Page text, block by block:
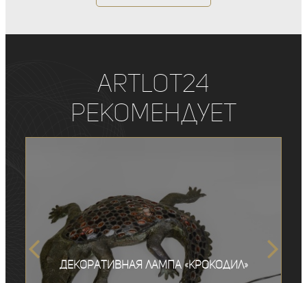
ArtLot24
рекомендует
Декоративная лампа «Крокодил»